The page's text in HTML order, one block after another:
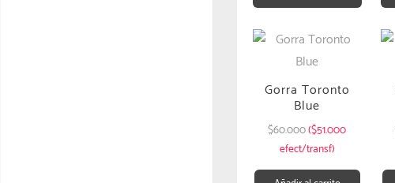
Gorra Toronto
Blue
$60.000($51.000
efect/transf)